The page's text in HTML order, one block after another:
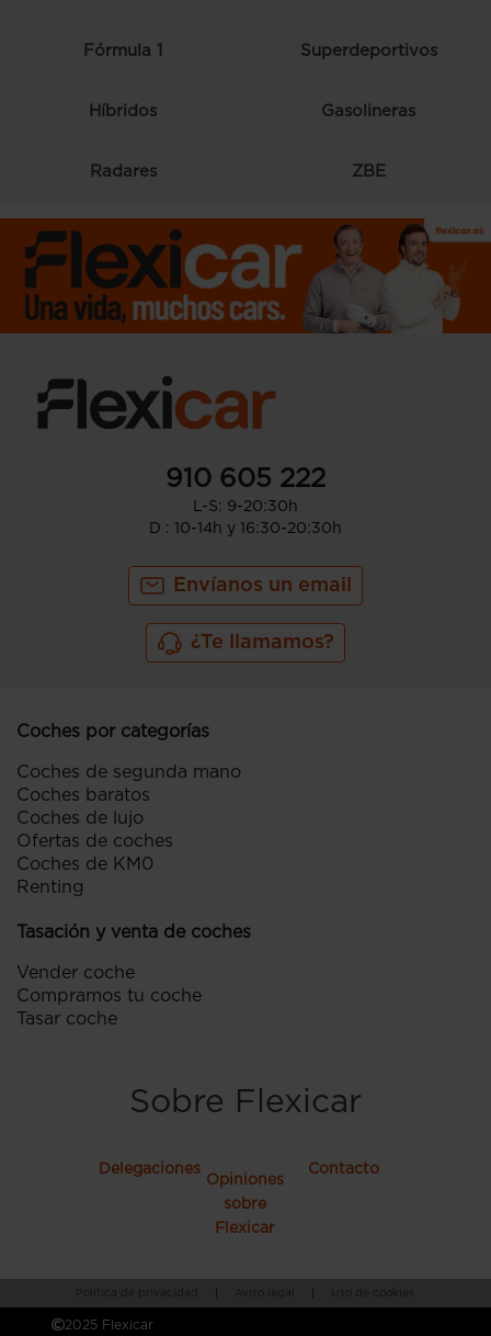
Fórmula 1 Superdeportivos
Híbridos Gasolineras
Radares ZBE
910 605 222
L-S: 9-20:30h
D : 10-14h y 16:30-20:30h
Envíanos un email
¿Te llamamos?
Coches por categorías
Coches de segunda mano
Coches baratos
Coches de lujo
Ofertas de coches
Coches de KM0
Renting
Tasación y venta de coches
Vender coche
Compramos tu coche
Tasar coche
Sobre Flexicar
Delegaciones
Opiniones
sobre
Flexicar
Contacto
Política de privacidad Aviso legal
2025 Flexicar